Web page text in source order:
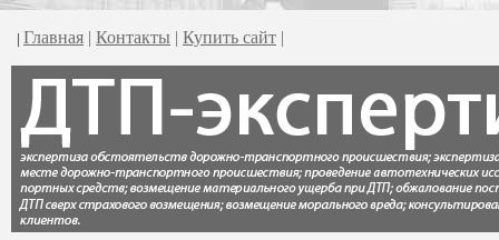
| Главная | Контакты | Купить сайт |